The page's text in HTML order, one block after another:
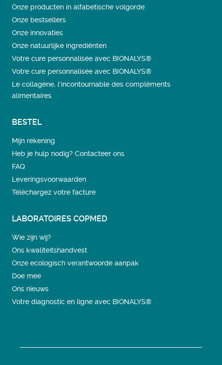
Onze producten in alfabetische volgorde
Onze bestsellers
Onze innovaties
Onze natuurlijke ingrediënten
Votre cure personnalisée avec BIONALYS®
Votre cure personnalisée avec BIONALYS®
Le collagène, l’incontournable des compléments
alimentaires
BESTEL
Mijn rekening
Heb je hulp nodig? Contacteer ons
FAQ
Leveringsvoorwaarden
Téléchargez votre facture
LABORATOIRES COPMED
Wie zijn wij?
Ons kwaliteitshandvest
Onze ecologisch verantwoorde aanpak
Doe mee
Ons nieuws
Votre diagnostic en ligne avec BIONALYS®